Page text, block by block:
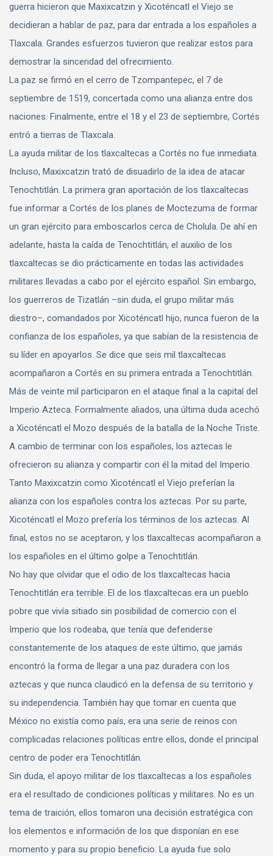
guerra hicieron que Maxixcatzin y Xicoténcatl el Viejo se
decidieran a hablar de paz, para dar entrada a los españoles a
Tlaxcala. Grandes esfuerzos tuvieron que realizar estos para
demostrar la sinceridad del ofrecimiento.
La paz se firmó en el cerro de Tzompantepec, el 7 de
septiembre de 1519, concertada como una alianza entre dos
naciones. Finalmente, entre el 18 y el 23 de septiembre, Cortés
entró a tierras de Tlaxcala.
La ayuda militar de los tlaxcaltecas a Cortés no fue inmediata.
Incluso, Maxixcatzin trató de disuadirlo de la idea de atacar
Tenochtitlán. La primera gran aportación de los tlaxcaltecas
fue informar a Cortés de los planes de Moctezuma de formar
un gran ejército para emboscarlos cerca de Cholula. De ahí en
adelante, hasta la caída de Tenochtitlán, el auxilio de los
tlaxcaltecas se dio prácticamente en todas las actividades
militares llevadas a cabo por el ejército español. Sin embargo,
los guerreros de Tizatlán –sin duda, el grupo militar más
diestro–, comandados por Xicoténcatl hijo, nunca fueron de la
confianza de los españoles, ya que sabían de la resistencia de
su líder en apoyarlos. Se dice que seis mil tlaxcaltecas
acompañaron a Cortés en su primera entrada a Tenochtitlán.
Más de veinte mil participaron en el ataque final a la capital del
Imperio Azteca. Formalmente aliados, una última duda acechó
a Xicoténcatl el Mozo después de la batalla de la Noche Triste.
A cambio de terminar con los españoles, los aztecas le
ofrecieron su alianza y compartir con él la mitad del Imperio.
Tanto Maxixcatzin como Xicoténcatl el Viejo preferían la
alianza con los españoles contra los aztecas. Por su parte,
Xicoténcatl el Mozo prefería los términos de los aztecas. Al
final, estos no se aceptaron, y los tlaxcaltecas acompañaron a
los españoles en el último golpe a Tenochtitlán.
No hay que olvidar que el odio de los tlaxcaltecas hacia
Tenochtitlán era terrible. El de los tlaxcaltecas era un pueblo
pobre que vivía sitiado sin posibilidad de comercio con el
Imperio que los rodeaba, que tenía que defenderse
constantemente de los ataques de este último, que jamás
encontró la forma de llegar a una paz duradera con los
aztecas y que nunca claudicó en la defensa de su territorio y
su independencia. También hay que tomar en cuenta que
México no existía como país, era una serie de reinos con
complicadas relaciones políticas entre ellos, donde el principal
centro de poder era Tenochtitlán.
Sin duda, el apoyo militar de los tlaxcaltecas a los españoles
era el resultado de condiciones políticas y militares. No es un
tema de traición, ellos tomaron una decisión estratégica con
los elementos e información de los que disponían en ese
momento y para su propio beneficio. La ayuda fue solo